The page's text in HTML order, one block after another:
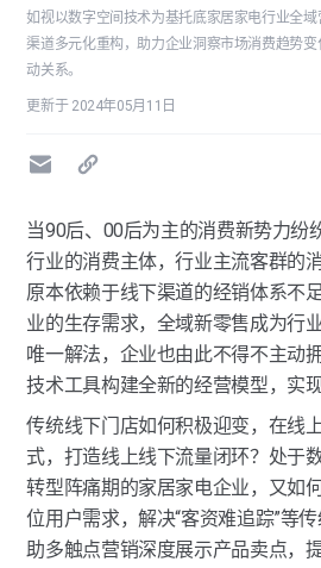
如视以数字空间技术为基托底家居家电行业全
渠道多元化重构，助力企业洞察市场消费趋势
动关系。
更新于 2024年05月11日
当90后、00后为主的消费新势力纷
行业的消费主体，行业主流客群的
原本依赖于线下渠道的经销体系不
业的生存需求，全域新零售成为行
唯一解法，企业也由此不得不主动
技术工具构建全新的经营模型，实
传统线下门店如何积极迎变，在线
式，打造线上线下流量闭环？处于
转型阵痛期的家居家电企业，又如
位用户需求，解决“客资难追踪”等
助多触点营销深度展示产品卖点，